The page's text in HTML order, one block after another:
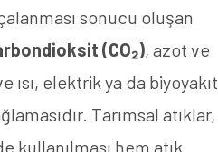
sonucu oluşan
(CO₂), azot ve
elektrik ya da biyoyakıt
Tarımsal atıklar,
kullanılması hem atık